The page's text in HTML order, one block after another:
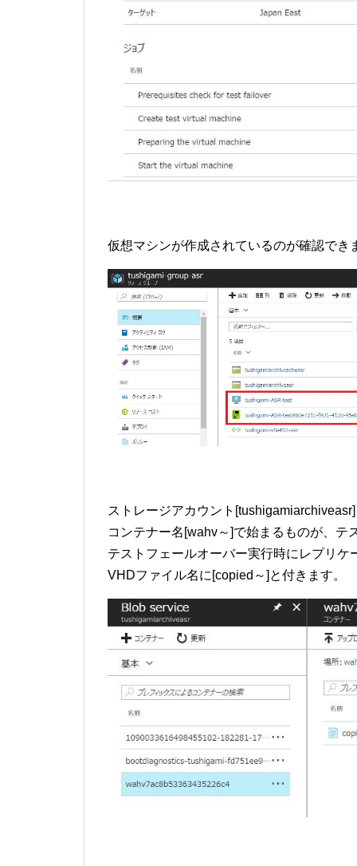
仮想マシンが作成されているのが確認でき
ストレージアカウント[tushigamiarchiveasr]
コンテナー名[wahv～]で始まるものが、
テストフェールオーバー実行時にレプリ
VHDファイル名に[copied～]と付きます。